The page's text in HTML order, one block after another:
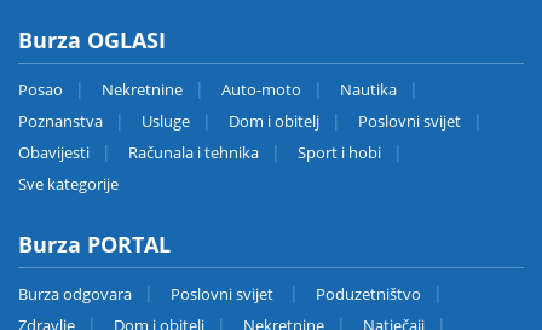
Burza OGLASI
Posao Nekretnine Auto-moto
Nautika
Poznanstva
Usluge Dom i obitelj
Poslovni svijet
Obavijesti
Računala i tehnika
Sport i hobi
Sve kategorije
Burza PORTAL
Burza odgovara Poslovni svijet
Poduzetništvo
Zdravlje
Dom i obitelj Nekretnine Natječaji